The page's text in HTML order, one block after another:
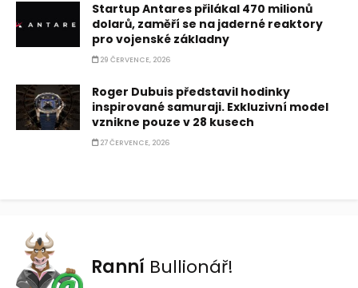
Startup Antares přilákal 470 milionů
dolarů, zaměří se na jaderné reaktory
pro vojenské základny
29 ČERVENCE, 2026
Roger Dubuis představil hodinky
inspirované samuraji. Exkluzivní model
vznikne pouze v 28 kusech
27 ČERVENCE, 2026
Ranní Bullionář!